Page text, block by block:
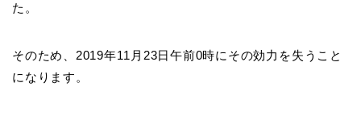
た。
そのため、2019年11月23日午前0時にその効力を失うこと
になります。